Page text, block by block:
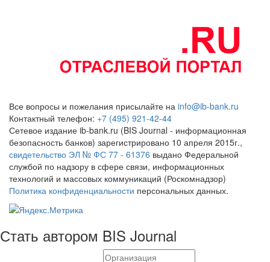
Все вопросы и пожелания присылайте на info@ib-bank.ru
Контактный телефон: +7 (495) 921-42-44
Сетевое издание ib-bank.ru (BIS Journal - информационная
безопасность банков) зарегистрировано 10 апреля 2015г.,
свидетельство ЭЛ № ФС 77 - 61376 выдано Федеральной
службой по надзору в сфере связи, информационных
технологий и массовых коммуникаций (Роскомнадзор)
Политика конфиденциальности персональных данных.
Стать автором BIS Journal